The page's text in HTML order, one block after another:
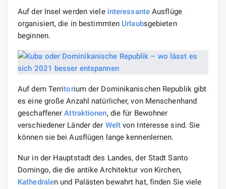
Auf der Insel werden viele interessanteAusflüge
organisiert, die in bestimmten Urlaubsgebieten
beginnen.
Auf dem Territorium der Dominikanischen Republik gibt
es eine große Anzahl natürlicher, von Menschenhand
geschaffenerAttraktionen, die für Bewohner
verschiedener Länder der Weltvon Interesse sind. Sie
können sie bei Ausflügen lange kennenlernen.
Nur in der Hauptstadt des Landes, der Stadt Santo
Domingo, die die antike Architektur von Kirchen,
Kathedralen und Palästen bewahrt hat, finden Sie viele